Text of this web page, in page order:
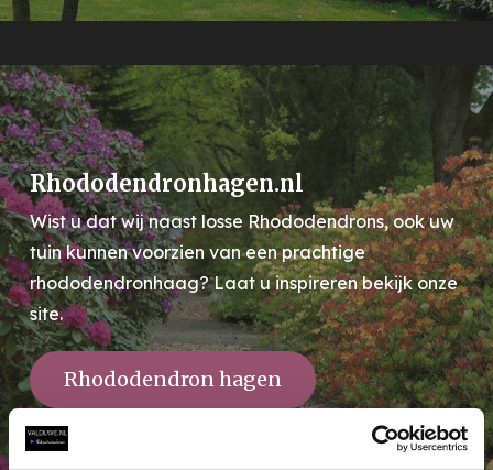
Rhododendronhagen.nl
Wist u dat wij naast losse Rhododendrons, ook uw
tuin kunnen voorzien van een prachtige
rhododendronhaag? Laat u inspireren bekijk onze
site.
Rhododendron hagen